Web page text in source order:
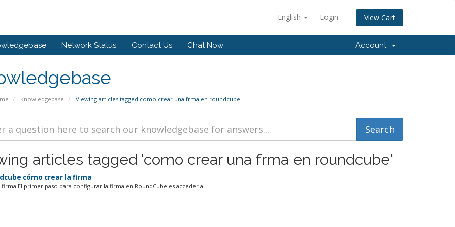
English Login View Cart
Network Status Contact Us Chat Now Account
Knowledgebase Viewing articles tagged como crear una frma en roundcube
articles tagged 'como crear una frma en roundcube'
cómo crear la firma
firma El primer paso para configurar la firma en RoundCube es acceder a...